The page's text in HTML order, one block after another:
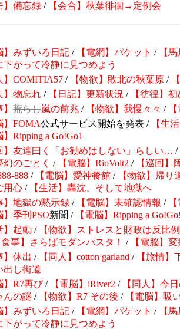
】備忘録 / 【会合】秋葉徘徊→定例会
】みずいろ日記 / 【電網】パケット /
【
下がって冷静に見つめよう
】COMITIA57 / 【物欲】敗北の秋葉原 /
】物忘れ / 【日記】更新状況 /
【彷徨】
荒らし嵐の前兆 / 【物欲】我慢々々 /
FOMA公式サービス開始を発表 /
【生
】Ripping a Go!Go1
友達曰く「お勧めはしない」らしい… /
幻のごとく / 【電脳】RioVolt2 /
【巡回】
888 / 【電脳】 愛神餐館 /
【物欲】帰り
用心 /
【生活】轟沈、そして地獄へ
】地獄の黙示録 / 【電脳】未確認情報 /
】季刊 PSO新聞 /
【電脳】Ripping a
】起動 /
【物欲】ストレスと財政は反比
食事】さらばモダンパスタ！ /
【電脳】
】休出 / 【同人】cotton garland /
【旅情】
出し街道
】R7再び/ 【電脳】iRiver2 /
【同人】今
んの謎 / 【物欲】R7 その後 /
【電脳】吸
】みずいろ日記 / 【電網】パケット /
【
下がって冷静に見つめよう